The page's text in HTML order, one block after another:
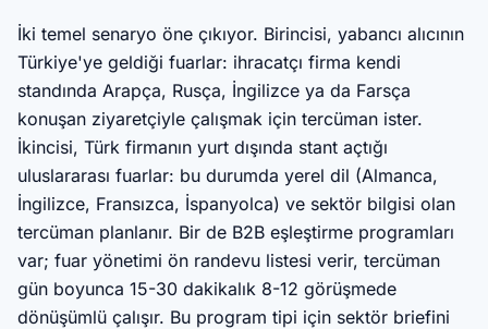
İki temel senaryo öne çıkıyor. Birincisi, yabancı alıcının
Türkiye'ye geldiği fuarlar: ihracatçı firma kendi
standında Arapça, Rusça, İngilizce ya da Farsça
konuşan ziyaretçiyle çalışmak için tercüman ister.
İkincisi, Türk firmanın yurt dışında stant açtığı
uluslararası fuarlar: bu durumda yerel dil (Almanca,
İngilizce, Fransızca, İspanyolca) ve sektör bilgisi olan
tercüman planlanır. Bir de B2B eşleştirme programları
var; fuar yönetimi ön randevu listesi verir, tercüman
gün boyunca 15-30 dakikalık 8-12 görüşmede
dönüşümlü çalışır. Bu program tipi için sektör briefini